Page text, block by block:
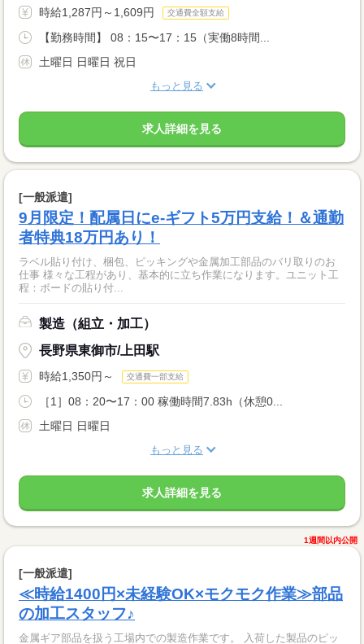
時給1,287円～1,609円 交通費全額支給
【勤務時間】 08：15〜17：15（実働8時間...
土曜日 日曜日 祝日
もっと見る
求人詳細を見る
[一般派遣]
9月限定！配属日にe-ギフト5万円支給！＆通勤
者特典18万円あり！
ラベル貼り付け、梱包、ピッキングや金属加工部品のバリ取りのお
仕事 様々な工程があり、基本的に立ち作業になります。ユニット工
程：ボードの貼り付...
製造（組立・加工）
長野県東御市/上田駅
時給1,350円～ 交通費一部支給
［1］08：20〜17：00 稼働時間7.83h（休憩0...
土曜日 日曜日
もっと見る
求人詳細を見る
1週間以内公開
[一般派遣]
≪時給1400円×未経験OK×モクモク作業≫部品
の加工スタッフ♪
金属ギア部品を扱う工場内での製造作業です。 入荷した製品のピッ